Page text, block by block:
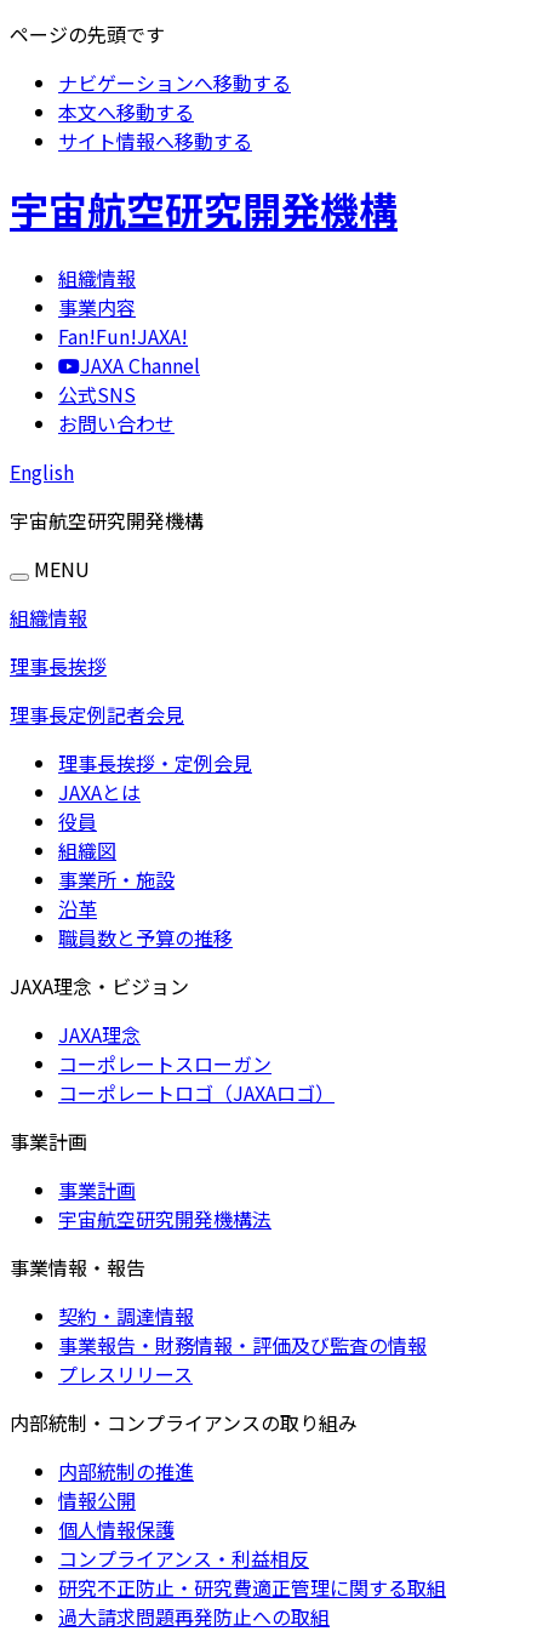
ページの先頭です
ナビゲーションへ移動する
本文へ移動する
サイト情報へ移動する
宇宙航空研究開発機構
組織情報
事業内容
Fan!Fun!JAXA!
JAXA Channel
公式SNS
お問い合わせ
English
宇宙航空研究開発機構
MENU
組織情報
理事長挨拶
理事長定例記者会見
理事長挨拶・定例会見
JAXAとは
役員
組織図
事業所・施設
沿革
職員数と予算の推移
JAXA理念・ビジョン
JAXA理念
コーポレートスローガン
コーポレートロゴ（JAXAロゴ）
事業計画
事業計画
宇宙航空研究開発機構法
事業情報・報告
契約・調達情報
事業報告・財務情報・評価及び監査の情報
プレスリリース
内部統制・コンプライアンスの取り組み
内部統制の推進
情報公開
個人情報保護
コンプライアンス・利益相反
研究不正防止・研究費適正管理に関する取組
過大請求問題再発防止への取組